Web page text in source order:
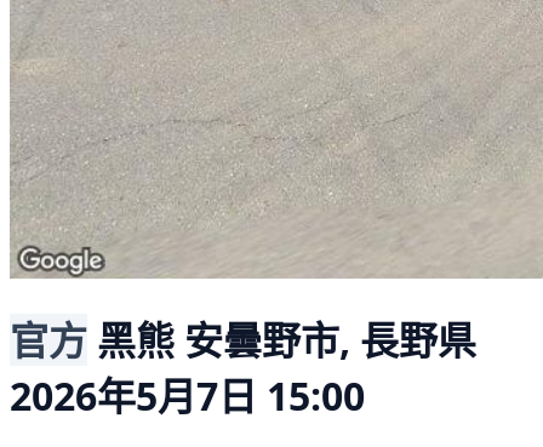
官方 黑熊 安曇野市, 長野県
2026年5月7日 15:00